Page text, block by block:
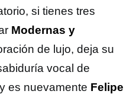
si tienes tres
Modernas y
de lujo, deja su
vocal de
y es nuevamente Felipe